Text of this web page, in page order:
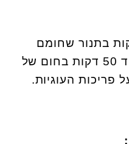
למשך כ– 12 דקות בתנור שחומם
מראש ל– 135 מעלות, ועוד 50 דקות בחום של
.
: